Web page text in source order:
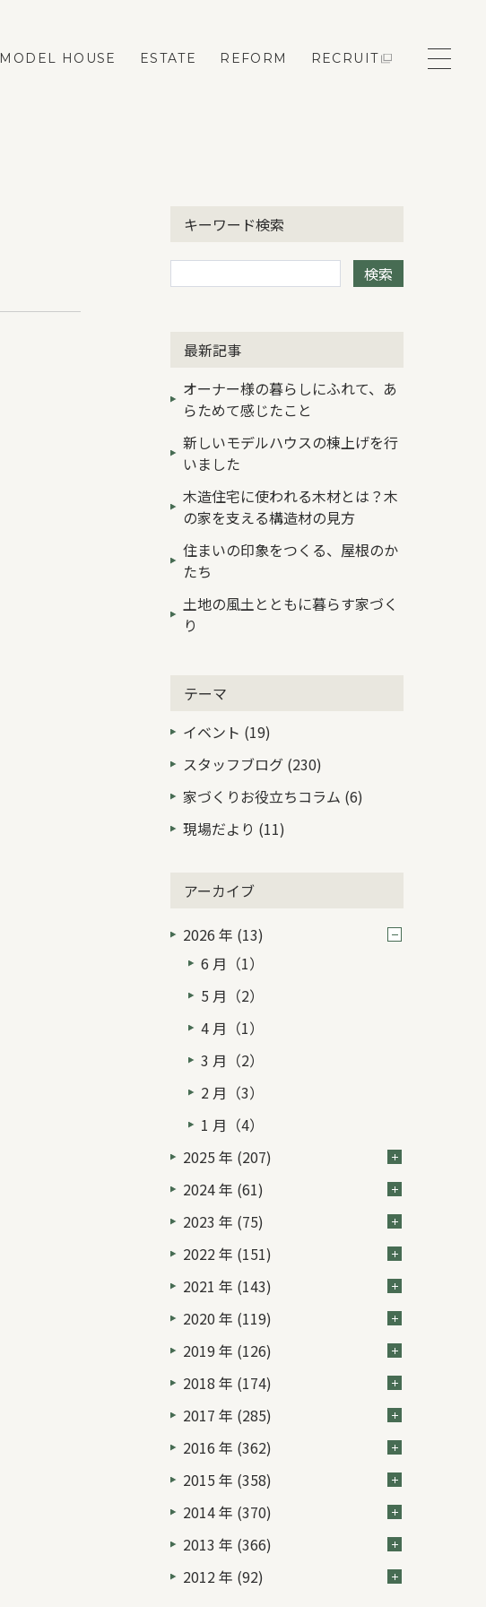
MODEL HOUSE ESTATE REFORM RECRUIT
新築住宅のお問い合わせ
キーワード検索
検索
最新記事
オーナー様の暮らしにふれて、あ
らためて感じたこと
新しいモデルハウスの棟上げを行
いました
木造住宅に使われる木材とは？木
の家を支える構造材の見方
住まいの印象をつくる、屋根のか
たち
土地の風土とともに暮らす家づく
り
テーマ
イベント (19)
スタッフブログ (230)
家づくりお役立ちコラム (6)
現場だより (11)
アーカイブ
2026 年 (13)
6 月（1）
5 月（2）
4 月（1）
3 月（2）
2 月（3）
1 月（4）
2025 年 (207)
2024 年 (61)
2023 年 (75)
2022 年 (151)
2021 年 (143)
2020 年 (119)
2019 年 (126)
2018 年 (174)
2017 年 (285)
2016 年 (362)
2015 年 (358)
2014 年 (370)
2013 年 (366)
2012 年 (92)